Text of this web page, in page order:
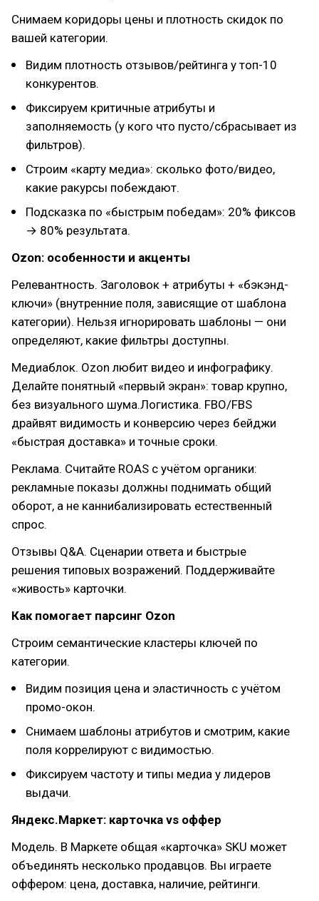
Снимаем коридоры цены и плотность скидок по
вашей категории.
Видим плотность отзывов/рейтинга у топ-10
конкурентов.
Фиксируем критичные атрибуты и
заполняемость (у кого что пусто/сбрасывает из
фильтров).
Строим «карту медиа»: сколько фото/видео,
какие ракурсы побеждают.
Подсказка по «быстрым победам»: 20% фиксов
→ 80% результата.
Ozon: особенности и акценты
Релевантность. Заголовок + атрибуты + «бэкэнд-
ключи» (внутренние поля, зависящие от шаблона
категории). Нельзя игнорировать шаблоны — они
определяют, какие фильтры доступны.
Медиаблок. Ozon любит видео и инфографику.
Делайте понятный «первый экран»: товар крупно,
без визуального шума.Логистика. FBO/FBS
драйвят видимость и конверсию через бейджи
«быстрая доставка» и точные сроки.
Реклама. Считайте ROAS c учётом органики:
рекламные показы должны поднимать общий
оборот, а не каннибализировать естественный
спрос.
Отзывы Q&A. Сценарии ответа и быстрые
решения типовых возражений. Поддерживайте
«живость» карточки.
Как помогает парсинг Ozon
Строим семантические кластеры ключей по
категории.
Видим позиция цена и эластичность с учётом
промо-окон.
Снимаем шаблоны атрибутов и смотрим, какие
поля коррелируют с видимостью.
Фиксируем частоту и типы медиа у лидеров
выдачи.
Яндекс.Маркет: карточка vs оффер
Модель. В Маркете общая «карточка» SKU может
объединять несколько продавцов. Вы играете
оффером: цена, доставка, наличие, рейтинги.